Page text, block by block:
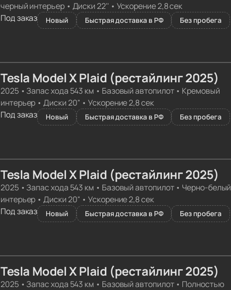
черный интерьер• Диски 22'' • Ускорение 2,8 сек
Под заказ
Новый Быстрая доставка в РФ Без пробега
Tesla Model X Plaid (рестайлинг 2025)
2025• Запас хода 543 км • Базовый автопилот• Кремовый
интерьер •Диски 20'' •Ускорение 2,8 сек
Под заказ
Новый Быстрая доставка в РФ Без пробега
Tesla Model X Plaid (рестайлинг 2025)
2025• Запас хода 543 км • Базовый автопилот• Черно-белый
интерьер •Диски 20'' •Ускорение 2,8 сек
Под заказ
Новый Быстрая доставка в РФ Без пробега
Tesla Model X Plaid (рестайлинг 2025)
2025• Запас хода 543 км • Базовый автопилот• Полностью